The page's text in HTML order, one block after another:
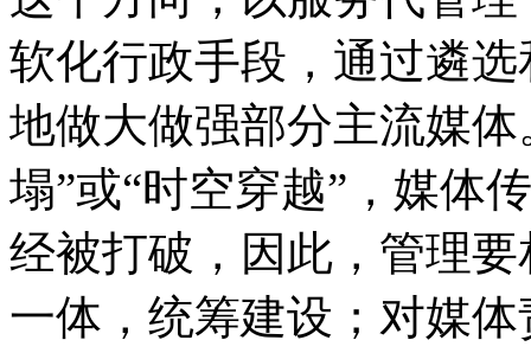
软化行政手段，通过遴
地做大做强部分主流媒
塌”或“时空穿越”，媒体
经被打破，因此，管理
一体，统筹建设；对媒